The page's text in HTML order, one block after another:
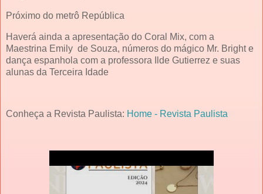
Próximo do metrô República
Haverá ainda a apresentação do Coral Mix, com a
Maestrina Emily de Souza, números do mágico Mr. Bright e
dança espanhola com a professora Ilde Gutierrez e suas
alunas da Terceira Idade
Conheça a Revista Paulista: Home - Revista Paulista